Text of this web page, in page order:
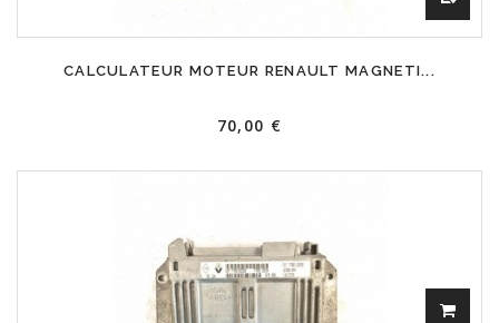
CALCULATEUR MOTEUR RENAULT MAGNETI...
70,00 €